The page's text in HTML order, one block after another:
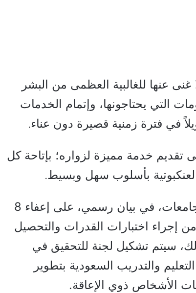
غنى عنها للغالبية العظمى من البشر
التي يحتاجونها، وإتمام الخدمات
في فترة زمنية قصيرة دون عناء.
تقديم خدمة مميزة لزواره؛ بإتاحة كل
بأسلوب سهل وبسيط.
وافق المجلس الأعلى لشؤون الجامعات، في بيان رسمي، على إعفاء 8
إجراء اختبارات القدرات والتحصيل
سيتم تشكيل لجنة للتحقيق في
والتدريب السعودية بتطوير
الأشخاص ذوي الإعاقة.